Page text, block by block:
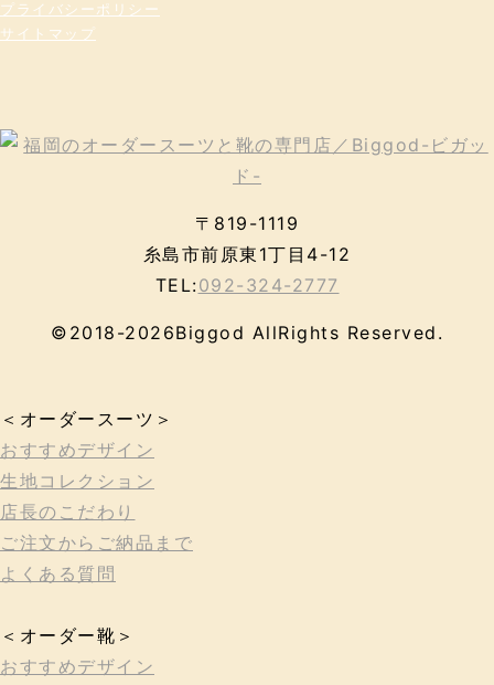
プライバシーポリシー
サイトマップ
〒819-1119
糸島市前原東1丁目4-12
TEL:092-324-2777
©2018-2026Biggod AllRights Reserved.
＜オーダースーツ＞
おすすめデザイン
生地コレクション
店長のこだわり
ご注文からご納品まで
よくある質問
＜オーダー靴＞
おすすめデザイン